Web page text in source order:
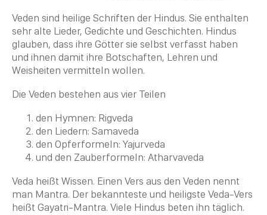
Veden sind heilige Schriften der Hindus. Sie enthalten
sehr alte Lieder, Gedichte und Geschichten. Hindus
glauben, dass ihre Götter sie selbst verfasst haben
und ihnen damit ihre Botschaften, Lehren und
Weisheiten vermitteln wollen.
Die Veden bestehen aus vier Teilen
den Hymnen: Rigveda
den Liedern: Samaveda
den Opferformeln: Yajurveda
und den Zauberformeln: Atharvaveda
Veda heißt Wissen. Einen Vers aus den Veden nennt
man Mantra. Der bekannteste und heiligste Veda-Vers
heißt Gayatri-Mantra. Viele Hindus beten ihn täglich.